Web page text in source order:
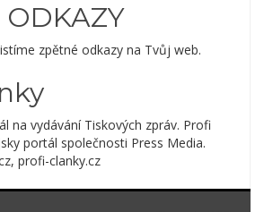
ODKAZY
zpětné odkazy na Tvůj web.
na vydávání Tiskových zpráv. Profi
portál společnosti Press Media.
profi-clanky.cz